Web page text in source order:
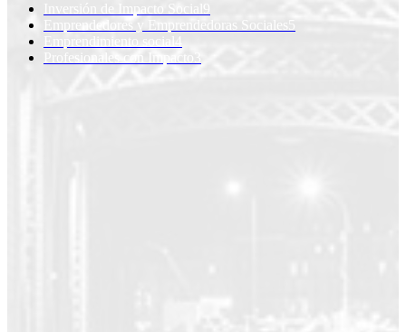
Inversión de Impacto Social 9
Emprendedores y Emprendedoras Sociales5
Emprendimiento social 4
Profesionales con Impacto